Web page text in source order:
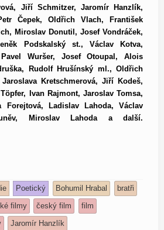
Jiří Schmitzer, Jaromír Hanzlík,
Čepek, Oldřich Vlach, František
Miroslav Donutil, Josef Vondráček,
Podskalský st., Václav Kotva,
Wuršer, Josef Otoupal, Alois
Rudolf Hrušínský ml., Oldřich
Kretschmerová, Jiří Kodeš,
Ivan Rajmont, Jaroslav Tomsa,
Forejtová, Ladislav Lahoda, Václav
Miroslav Lahoda a další.
Poetický Bohumil Hrabal
bratři
filmy český film
film
Jaromír Hanzlík